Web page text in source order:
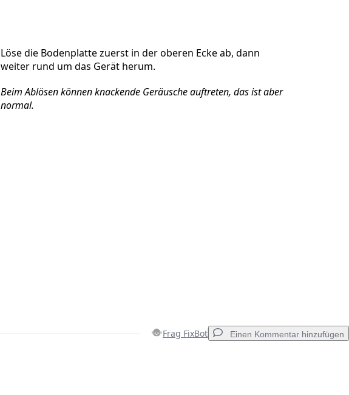
Löse die Bodenplatte zuerst in der oberen Ecke ab, dann
weiter rund um das Gerät herum.
Beim Ablösen können knackende Geräusche auftreten, das ist aber
normal.
Frag FixBot Einen Kommentar hinzufügen